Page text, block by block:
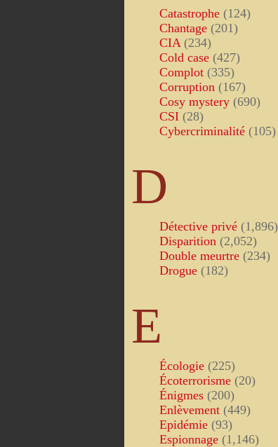
Catastrophe (124)
Chantage (201)
CIA (234)
Cold case (427)
Complot (335)
Corruption (167)
Cosy mystery (690)
CSI (28)
Cybercriminalité (105)
D
Détective privé (1,896)
Disparition (2,052)
Double meurtre (234)
Drogue (182)
E
Écologie (225)
Écoterrorisme (20)
Énigmes (200)
Enlèvement (449)
Epidémie (93)
Espionnage (1,146)